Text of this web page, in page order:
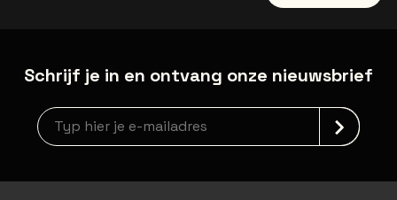
Schrijf je in en ontvang onze nieuwsbrief
newsLetterLabel